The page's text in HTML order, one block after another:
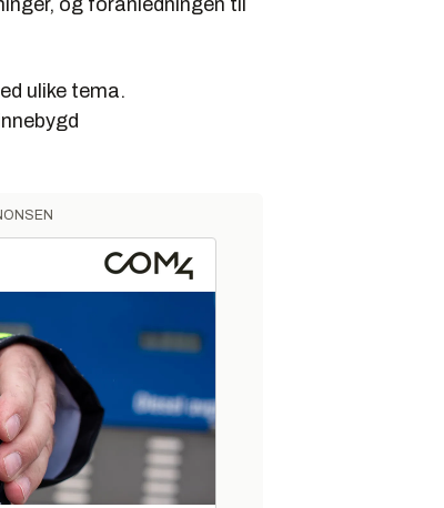
og foranledningen til
ulike tema.